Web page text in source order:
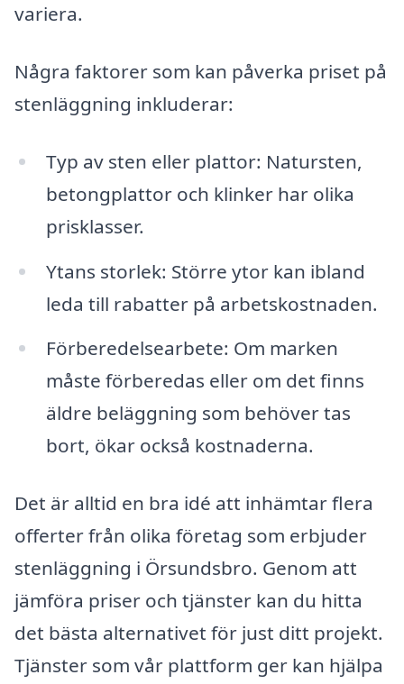
variera.
Några faktorer som kan påverka priset på
stenläggning inkluderar:
Typ av sten eller plattor: Natursten,
betongplattor och klinker har olika
prisklasser.
Ytans storlek: Större ytor kan ibland
leda till rabatter på arbetskostnaden.
Förberedelsearbete: Om marken
måste förberedas eller om det finns
äldre beläggning som behöver tas
bort, ökar också kostnaderna.
Det är alltid en bra idé att inhämtar flera
offerter från olika företag som erbjuder
stenläggning i Örsundsbro. Genom att
jämföra priser och tjänster kan du hitta
det bästa alternativet för just ditt projekt.
Tjänster som vår plattform ger kan hjälpa